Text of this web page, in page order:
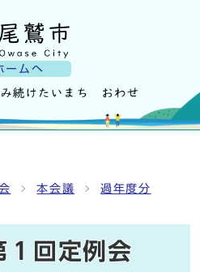
ームへ
本会議 過年度分
１回定例会